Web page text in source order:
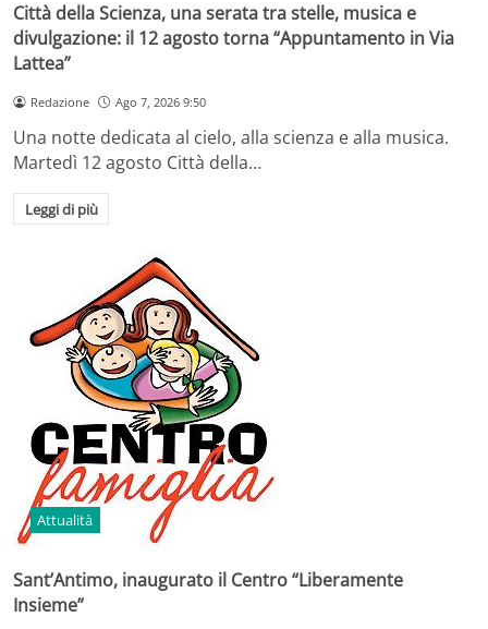
Città della Scienza, una serata tra stelle, musica e
divulgazione: il 12 agosto torna “Appuntamento in Via
Lattea”
Redazione Ago 7, 2026 9:50
Una notte dedicata al cielo, alla scienza e alla musica.
Martedì 12 agosto Città della…
Leggi di più
Attualità
Sant’Antimo, inaugurato il Centro “Liberamente
Insieme”